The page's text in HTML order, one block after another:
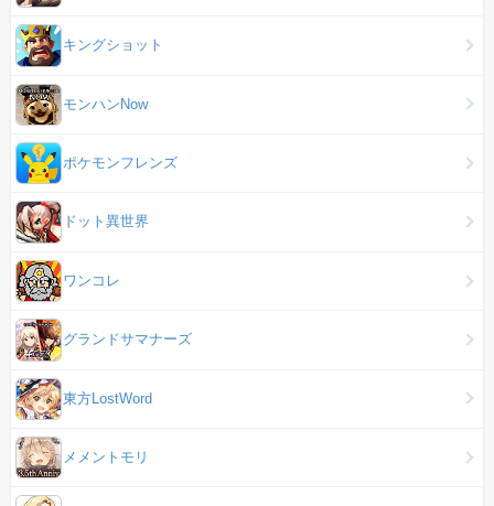
キングショット
モンハンNow
ポケモンフレンズ
ドット異世界
ワンコレ
グランドサマナーズ
東方LostWord
メメントモリ